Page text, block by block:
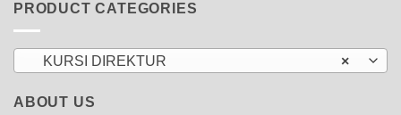
PRODUCT CATEGORIES
×
KURSI DIREKTUR
ABOUT US